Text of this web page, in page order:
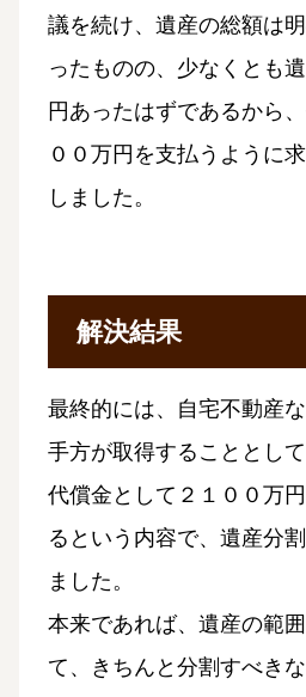
議を続け、遺産の総額は
ったものの、少なくとも
円あったはずであるから
００万円を支払うように
しました。
解決結果
最終的には、自宅不動産
手方が取得することとし
代償金として２１００万円
るという内容で、遺産分
ました。
本来であれば、遺産の範
て、きちんと分割すべき